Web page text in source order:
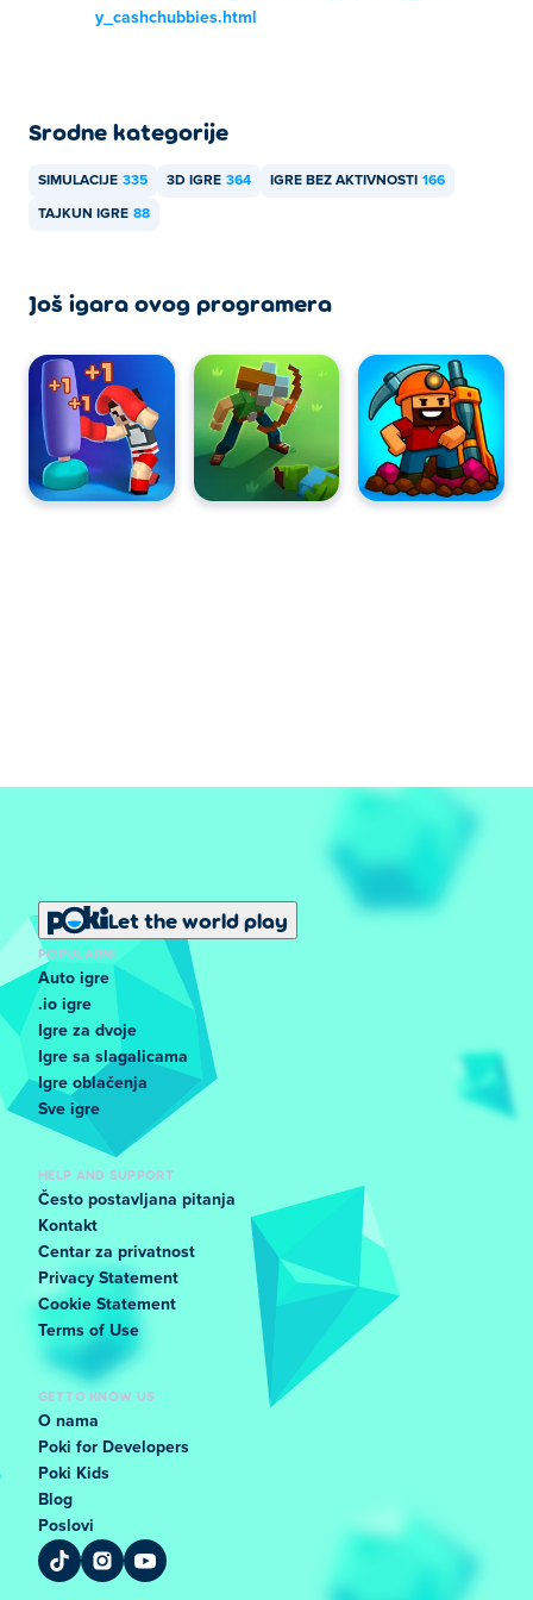
y_cashchubbies.html
Srodne kategorije
SIMULACIJE 335 3D IGRE 364 IGRE BEZ AKTIVNOSTI 166
TAJKUN IGRE 88
Još igara ovog programera
Let the world play
POPULARNI
Auto igre
.io igre
Igre za dvoje
Igre sa slagalicama
Igre oblačenja
Sve igre
HELP AND SUPPORT
Često postavljana pitanja
Kontakt
Centar za privatnost
Privacy Statement
Cookie Statement
Terms of Use
GET TO KNOW US
O nama
Poki for Developers
Poki Kids
Blog
Poslovi